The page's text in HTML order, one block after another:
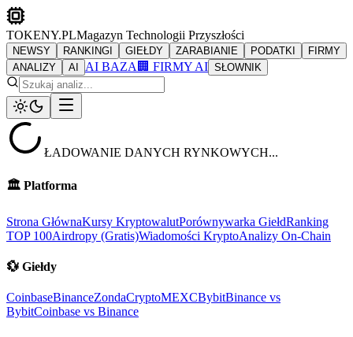
TOKENY.PLMagazyn Technologii Przyszłości
NEWSY RANKINGI GIEŁDY ZARABIANIE PODATKI
FIRMY
ANALIZY
AI AI BAZA 🏢 FIRMY AI SŁOWNIK
ŁADOWANIE DANYCH RYNKOWYCH...
🏛️ Platforma
Strona GłównaKursy KryptowalutPorównywarka GiełdRanking
TOP 100Airdropy (Gratis)Wiadomości KryptoAnalizy On-Chain
💱 Giełdy
CoinbaseBinanceZondaCryptoMEXCBybitBinance vs
BybitCoinbase vs Binance